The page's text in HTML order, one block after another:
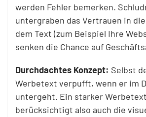
werden Fehler bemerken.
untergraben das Vertrauen in
dem Text (zum Beispiel Ihre
senken die Chance auf
Durchdachtes Konzept: Selbst
Werbetext verpufft, wenn er im
untergeht. Ein starker Werbetext
berücksichtigt also auch die